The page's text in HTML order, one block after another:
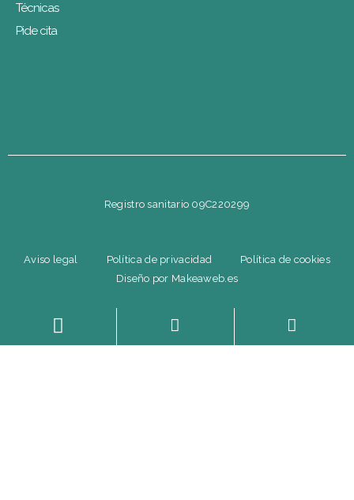
Técnicas
Pide cita
Registro sanitario 09C220299
Aviso legal Política de privacidad
Política de cookies
Diseño por Makeaweb.es